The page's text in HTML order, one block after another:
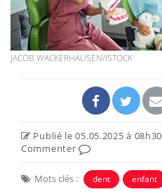
JACOB WACKERHAUSEN/ISTOCK
Publié le 05.05.2025 à 08h30
Commenter
Mots clés : dent enfant